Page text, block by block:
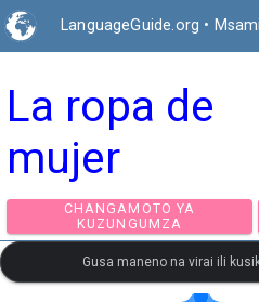
LanguageGuide.org •
La ropa de
mujer
CHANGAMOTO YA
KUZUNGUMZA
Gusa maneno na virai ili